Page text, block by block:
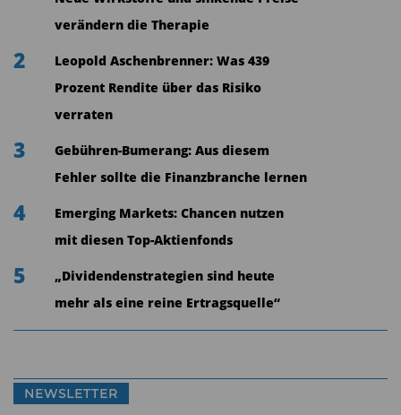
Geld ein als in den Jahren zuvor. Selbst
Mischfonds, die im vergangenen Jahr eine
Wachstumsdelle verkraften mussten, sind wieder
Netto-Mittelaufkommen in den ersten neun
Monaten
Quelle: BVI
verändern die Therapie
2
Leopold Aschenbrenner: Was 439
Prozent Rendite über das Risiko
verraten
3
Gebühren-Bumerang: Aus diesem
Fehler sollte die Finanzbranche lernen
4
Emerging Markets: Chancen nutzen
mit diesen Top-Aktienfonds
5
„Dividendenstrategien sind heute
mehr als eine reine Ertragsquelle“
NEWSLETTER